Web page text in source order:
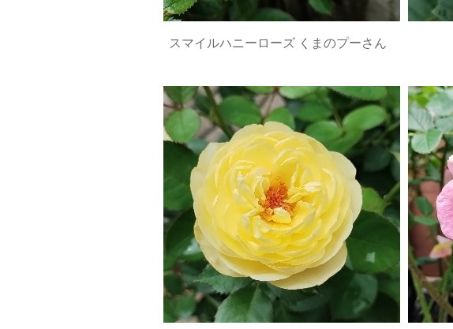
スマイルハニーローズ くまのプーさん